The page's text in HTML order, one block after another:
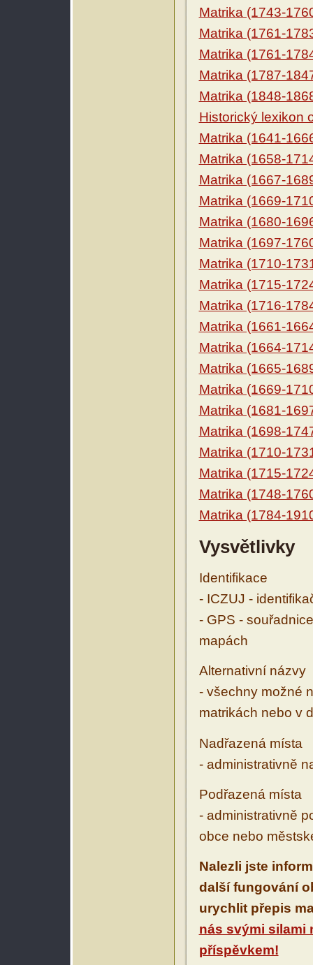
Matrika (1743-
Matrika (1761-
Matrika (1761-
Matrika (1787-
Matrika (1848-
Historický lexikon
Matrika (1641-
Matrika (1658-
Matrika (1667-
Matrika (1669-
Matrika (1680-
Matrika (1697-
Matrika (1710-
Matrika (1715-
Matrika (1716-
Matrika (1661-
Matrika (1664-
Matrika (1665-
Matrika (1669-
Matrika (1681-
Matrika (1698-
Matrika (1710-
Matrika (1715-
Matrika (1748-
Matrika (1784-
Vysvětlivky
Identifikace
- ICZUJ -
- GPS -
mapách
Alternativní názvy
- všechny možné
matrikách nebo v
Nadřazená místa
- administrativně
Podřazená místa
- administrativně
obce nebo
Nalezli jste
další fungování
urychlit přepis
nás svými silami
příspěvkem!